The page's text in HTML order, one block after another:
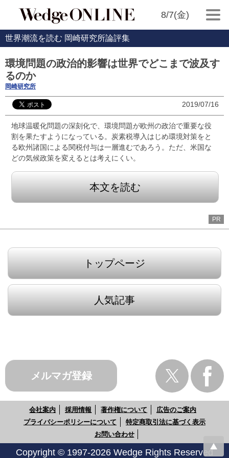
8/7(金)
世界潮流を読む 岡崎研究所論評集
環境問題の政治的影響は世界でどこまで波及す
るのか
岡崎研究所
2019/07/16
地球温暖化問題の深刻化で、環境問題が欧州の政治で重要な役
割を果たすようになっている。炭素税導入はじめ環境対策をと
る欧州諸国による関税付与は一層進むであろう。ただ、米国な
どの気候政策を変えるとは考えにくい。
本文を読む
PR
トップページ
人気記事
メルマガ登録
会社案内 採用情報 著作権について
広告のご案内
プライバシーポリシーについて
特定商取引法に基づく表示
お問い合わせ
Copyright © 1997-2026 Wedge Rights Reserved